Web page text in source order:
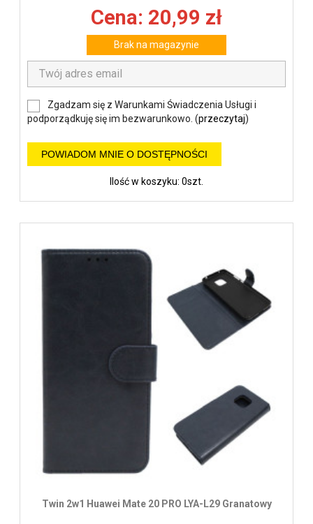
Cena: 20,99 zł
Brak na magazynie
Zgadzam się z Warunkami Świadczenia Usługi i
podporządkuję się im bezwarunkowo. (przeczytaj)
POWIADOM MNIE O DOSTĘPNOŚCI
Ilość w koszyku: 0szt.
Twin 2w1 Huawei Mate 20 PRO LYA-L29 Granatowy